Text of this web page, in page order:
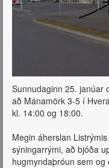
Sunnudaginn 25.
að Mánamörk 3-5 í
kl. 14:00 og 18:00.
Megin áherslan
sýningarrými, að bjóða
hugmyndaþróun sem og